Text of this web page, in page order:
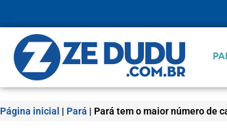
Página inicial | Pará | Pará tem o maior número de